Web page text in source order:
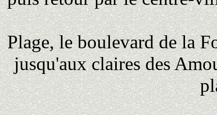
Plage, le boulevard de la
jusqu'aux claires des